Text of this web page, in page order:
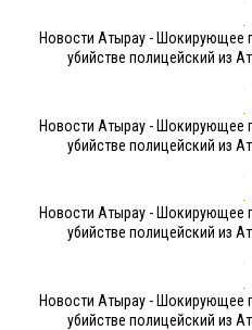
Новости Атырау - Шокирующее
убийстве полицейский из
Новости Атырау - Шокирующее
убийстве полицейский из
Новости Атырау - Шокирующее
убийстве полицейский из
Новости Атырау - Шокирующее
убийстве полицейский из